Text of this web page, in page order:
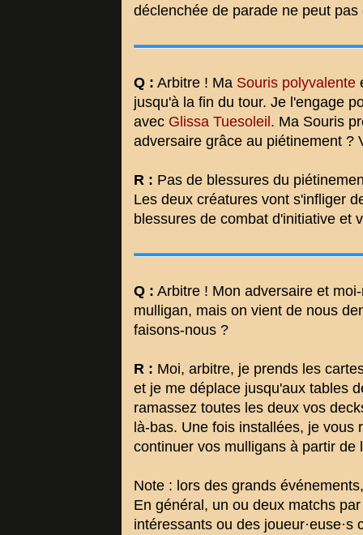
déclenchée de parade ne peut
Q : Arbitre ! Ma Souris polyvalente
jusqu'à la fin du tour. Je l'engage
avec Glissa Tuesoleil . Ma Souris
adversaire grâce au piétinement ?
R : Pas de blessures du
Les deux créatures vont s'infliger
blessures de combat d'initiative et
Q : Arbitre ! Mon adversaire et
mulligan, mais on vient de nous
faisons-nous ?
R : Moi, arbitre, je prends les
et je me déplace jusqu'aux tables
ramassez toutes les deux vos
là-bas. Une fois installées, je
continuer vos mulligans à partir de
Note : lors des grands
En général, un ou deux matchs
intéressants ou des joueur·euse·s